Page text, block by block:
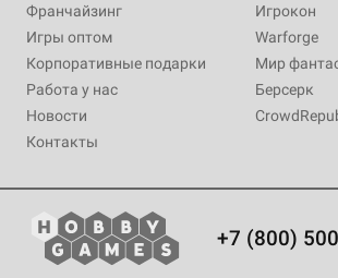
Франчайзинг
Игры оптом
Корпоративные подарки
Работа у нас
Новости
Контакты
Игрокон
Warforge
Мир
Берсерк
+7 (800)